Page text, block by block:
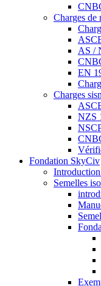
Charges de
AS /
EN
Charges
NZS
Fondation SkyCiv
Semelles